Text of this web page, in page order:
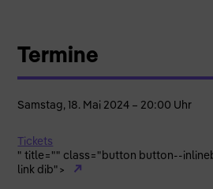
Termine
Samstag, 18. Mai 2024 – 20:00 Uhr
Tickets
" title="" class="button button--
link dib">